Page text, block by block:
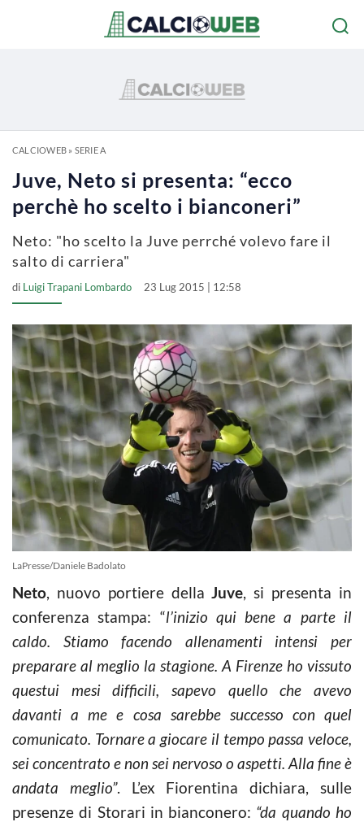
CALCIOWEB» SERIE A
Juve, Neto si presenta: “ecco
perchè ho scelto i bianconeri”
Neto: "ho scelto la Juve perrché volevo fare il
salto di carriera"
di Luigi Trapani Lombardo 23 Lug 2015 | 12:58
LaPresse/Daniele Badolato
Neto, nuovo portiere dellaJuve, si presenta in
conferenza stampa: “l’inizio qui bene a parte il
caldo. Stiamo facendo allenamenti intensi per
preparare al meglio la stagione. A Firenze ho vissuto
questui mesi difficili, sapevo quello che avevo
davanti a me e cosa sarebbe successo con quel
comunicato. Tornare a giocare il tempo passa veloce,
sei concentrato e non sei nervoso o aspetti. Alla fine è
andata meglio”. L’ex Fiorentina dichiara, sulle
presenze di Storari in bianconero: “da quando ho